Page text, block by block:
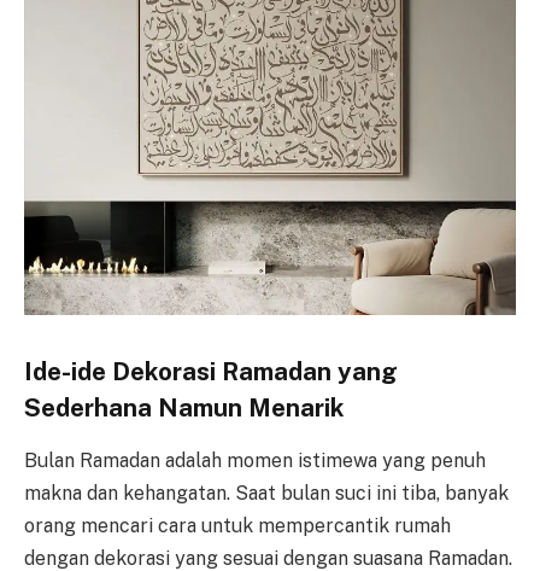
Ide-ide Dekorasi Ramadan yang
Sederhana Namun Menarik
Bulan Ramadan adalah momen istimewa yang penuh
makna dan kehangatan. Saat bulan suci ini tiba, banyak
orang mencari cara untuk mempercantik rumah
dengan dekorasi yang sesuai dengan suasana Ramadan.